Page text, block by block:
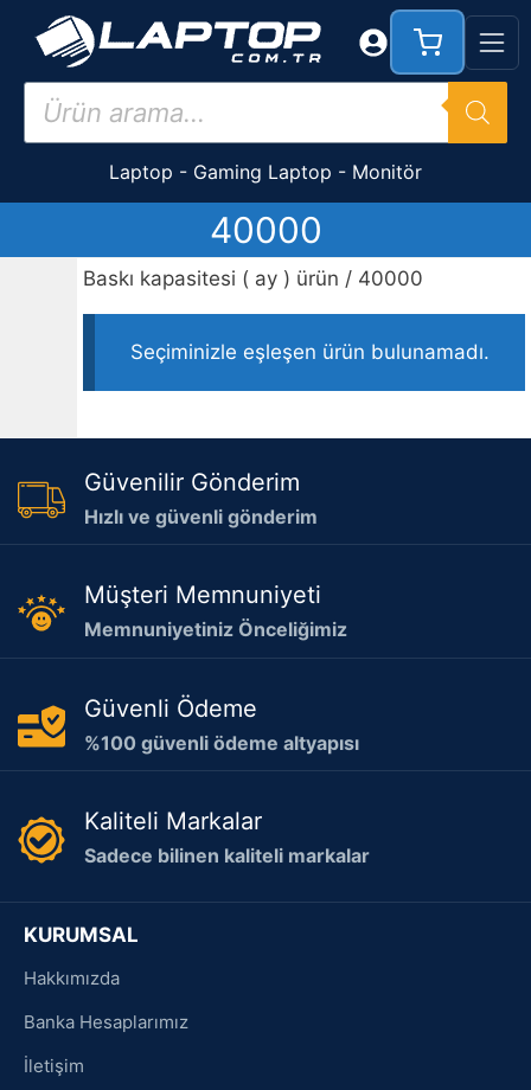
İçeriğe
Products
search
Laptop - Gaming Laptop - Monitör
40000
Baskı kapasitesi ( ay ) ürün / 40000
Seçiminizle eşleşen ürün bulunamadı.
Güvenilir Gönderim
Hızlı ve güvenli gönderim
Müşteri Memnuniyeti
Memnuniyetiniz Önceliğimiz
Güvenli Ödeme
%100 güvenli ödeme altyapısı
Kaliteli Markalar
Sadece bilinen kaliteli markalar
KURUMSAL
Hakkımızda
Banka Hesaplarımız
İletişim